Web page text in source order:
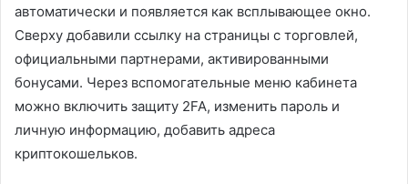
автоматически и появляется как всплывающее окно.
Сверху добавили ссылку на страницы с торговлей,
официальными партнерами, активированными
бонусами. Через вспомогательные меню кабинета
можно включить защиту 2FA, изменить пароль и
личную информацию, добавить адреса
криптокошельков.